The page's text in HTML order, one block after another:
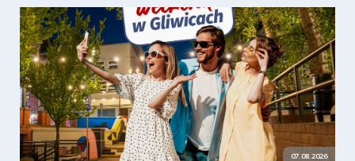
07.08.2026